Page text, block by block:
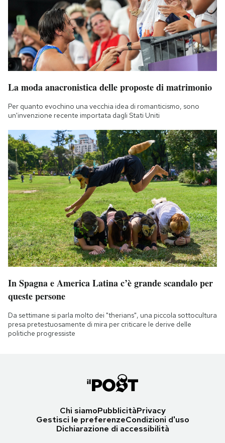
La moda anacronistica delle proposte di matrimonio
Per quanto evochino una vecchia idea di romanticismo, sono
un'invenzione recente importata dagli Stati Uniti
In Spagna e America Latina c’è grande scandalo per
queste persone
Da settimane si parla molto dei "therians", una piccola sottocultura
presa pretestuosamente di mira per criticare le derive delle
politiche progressiste
Chi siamoPubblicitàPrivacy
Gestisci le preferenzeCondizioni d'uso
Dichiarazione di accessibilità